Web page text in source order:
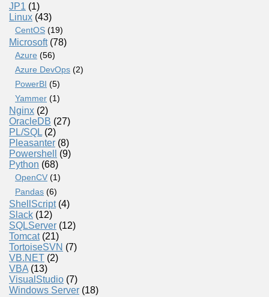
JP1 (1)
Linux (43)
CentOS (19)
Microsoft(78)
Azure (56)
Azure DevOps (2)
PowerBI (5)
Yammer (1)
Nginx (2)
OracleDB (27)
PL/SQL (2)
Pleasanter (8)
Powershell
(9)
Python (68)
OpenCV (1)
Pandas (6)
ShellScript(4)
Slack (12)
SQLServer (12)
Tomcat(21)
TortoiseSVN (7)
VB.NET (2)
VBA (13)
VisualStudio (7)
Windows Server (18)